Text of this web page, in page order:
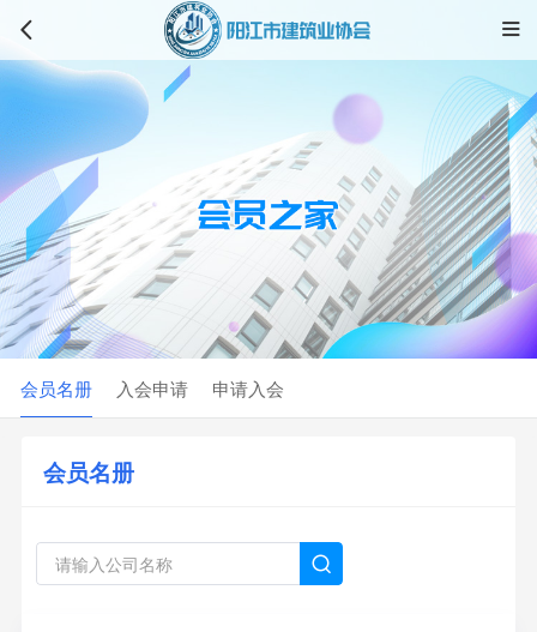
 
会员名册 入会申请 申请入会
会员名册
